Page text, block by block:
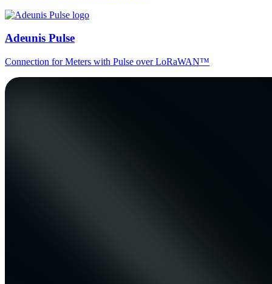
Adeunis Pulse
Connection for Meters with Pulse over LoRaWAN™